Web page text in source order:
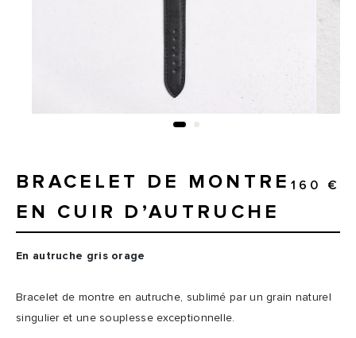
BRACELET DE MONTRE
EN CUIR D’AUTRUCHE
160 €
En autruche gris orage
Bracelet de montre en autruche, sublimé par un grain naturel
singulier et une souplesse exceptionnelle.